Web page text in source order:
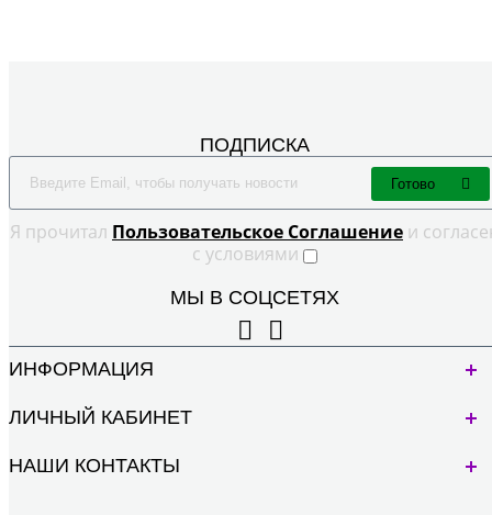
ПОДПИСКА
Я прочитал Пользовательское Cоглашение и
с условиями
Готово
МЫ В СОЦСЕТЯХ
ИНФОРМАЦИЯ
ЛИЧНЫЙ КАБИНЕТ
НАШИ КОНТАКТЫ